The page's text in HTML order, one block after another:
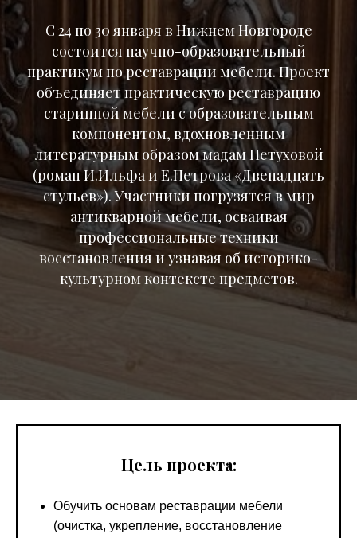
C 24 по 30 января в Нижнем Новгороде
состоится научно-образовательный
практикум по реставрации мебели. Проект
объединяет практическую реставрацию
старинной мебели с образовательным
компонентом, вдохновленным
литературным образом мадам Петуховой
(роман И.Ильфа и Е.Петрова «Двенадцать
стульев»). Участники погрузятся в мир
антикварной мебели, осваивая
профессиональные техники
восстановления и узнавая об историко-
культурном контексте предметов.
Цель проекта:
Обучить основам реставрации мебели
(очистка, укрепление, восстановление